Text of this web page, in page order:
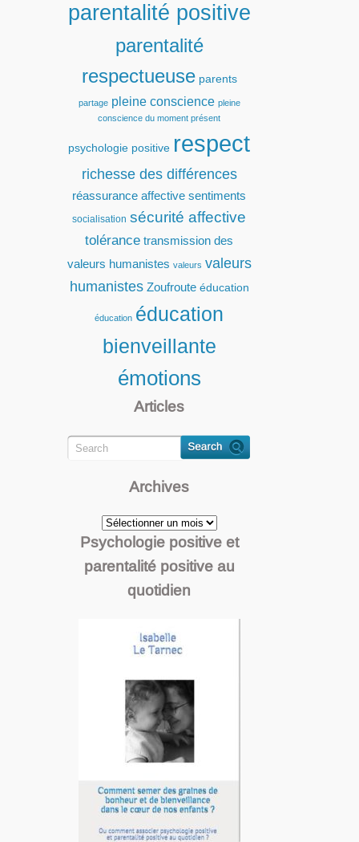
parentalité positive
parentalité
respectueuse parents
partage pleine conscience pleine
conscience du moment présent
psychologie positive respect
richesse des différences
réassurance affective sentiments
socialisation sécurité affective
tolérance transmission des
valeurs humanistes valeurs valeurs
humanistes Zoufroute éducation
éducation éducation
bienveillante
émotions
Articles
Archives
Archives
Psychologie positive et
parentalité positive au
quotidien